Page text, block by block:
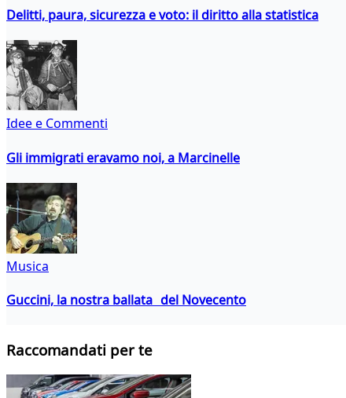
Delitti, paura, sicurezza e voto: il diritto alla statistica
Idee e Commenti
Gli immigrati eravamo noi, a Marcinelle
Musica
Guccini, la nostra ballata del Novecento
Raccomandati per te